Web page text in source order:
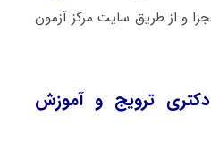
و از طریق سایت مرکز آزمون
ترویج و آموزش